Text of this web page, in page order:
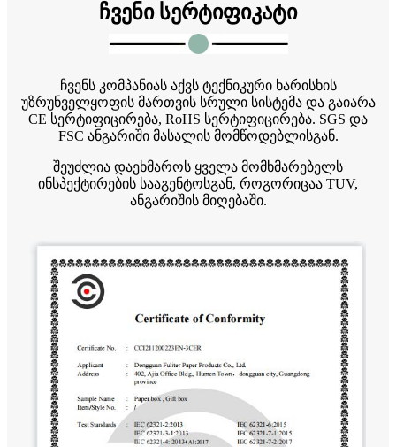
ჩვენი სერტიფიკატი
ჩვენს კომპანიას აქვს ტექნიკური ხარისხის
უზრუნველყოფის მართვის სრული სისტემა და გაიარა
CE სერტიფიცირება, RoHS სერტიფიცირება. SGS და
FSC ანგარიში მასალის მომწოდებლისგან.
შეუძლია დაეხმაროს ყველა მომხმარებელს
ინსპექტირების სააგენტოსგან, როგორიცაა TUV,
ანგარიშის მიღებაში.